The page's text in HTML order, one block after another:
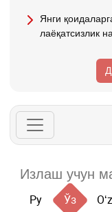
Янги
лаёқатсизлик
Ру Ўз Oʻz